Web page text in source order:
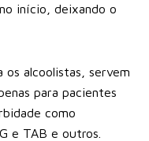
início, deixando o
os alcoolistas, servem
para pacientes
como
e TAB e outros.